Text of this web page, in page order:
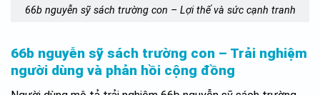
66b nguyễn sỹ sách trường con – Lợi thế và sức cạnh tranh
66b nguyễn sỹ sách trường con – Trải nghiệm
người dùng và phản hồi cộng đồng